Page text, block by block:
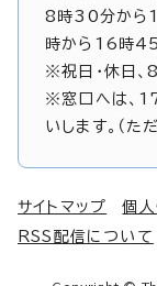
8時30分から
時から16時45
※祝日・休日
※窓口へは、
いします。（
サイトマップ 個
RSS配信について